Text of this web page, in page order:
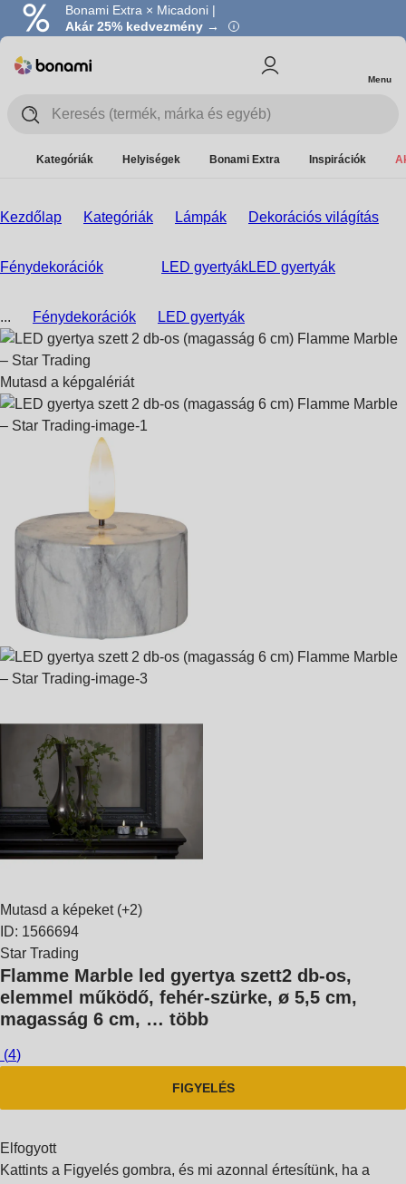
Bonami Extra × Micadoni |
Akár 25% kedvezmény →
Menu
Kategóriák Helyiségek Bonami Extra Inspirációk
Kezdőlap Kategóriák Lámpák Dekorációs világítás
Fénydekorációk LED gyertyákLED gyertyák
... Fénydekorációk LED gyertyák
Mutasd a képgalériát
Mutasd a képeket(+2)
ID: 1566694
Star Trading
Flamme Marble led gyertya szett2 db-os,
elemmel működő, fehér-szürke, ø 5,5 cm,
magasság 6 cm, … több
(4)
FIGYELÉS
Elfogyott
Kattints a Figyelés gombra, és mi azonnal értesítünk, ha a